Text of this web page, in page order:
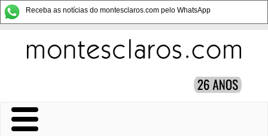
Receba as notícias do montesclaros.com pelo WhatsApp